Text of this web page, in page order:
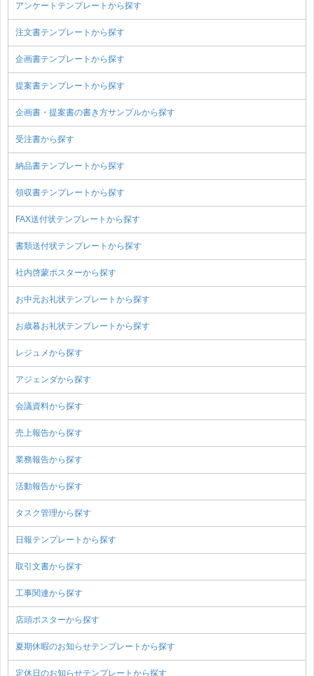
アンケートテンプレートから探す
注文書テンプレートから探す
企画書テンプレートから探す
提案書テンプレートから探す
企画書・提案書の書き方サンプルから探す
受注書から探す
納品書テンプレートから探す
領収書テンプレートから探す
FAX送付状テンプレートから探す
書類送付状テンプレートから探す
社内啓蒙ポスターから探す
お中元お礼状テンプレートから探す
お歳暮お礼状テンプレートから探す
レジュメから探す
アジェンダから探す
会議資料から探す
売上報告から探す
業務報告から探す
活動報告から探す
タスク管理から探す
日報テンプレートから探す
取引文書から探す
工事関連から探す
店頭ポスターから探す
夏期休暇のお知らせテンプレートから探す
定休日のお知らせテンプレートから探す